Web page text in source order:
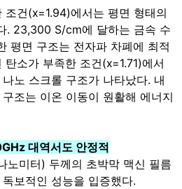
조건(x=1.94)에서는 평면 형태의
. 23,300 S/cm에 달하는 금속 수
평면 구조는 전자파 차폐에 최적
소가 부족한 조건(x=1.71)에서
노 스크롤 구조가 나타났다. 내
조는 이온 이동이 원활해 에너지
대역서도 안정적
노미터) 두께의 초박막 맥신 필름
보적인 성능을 입증했다.